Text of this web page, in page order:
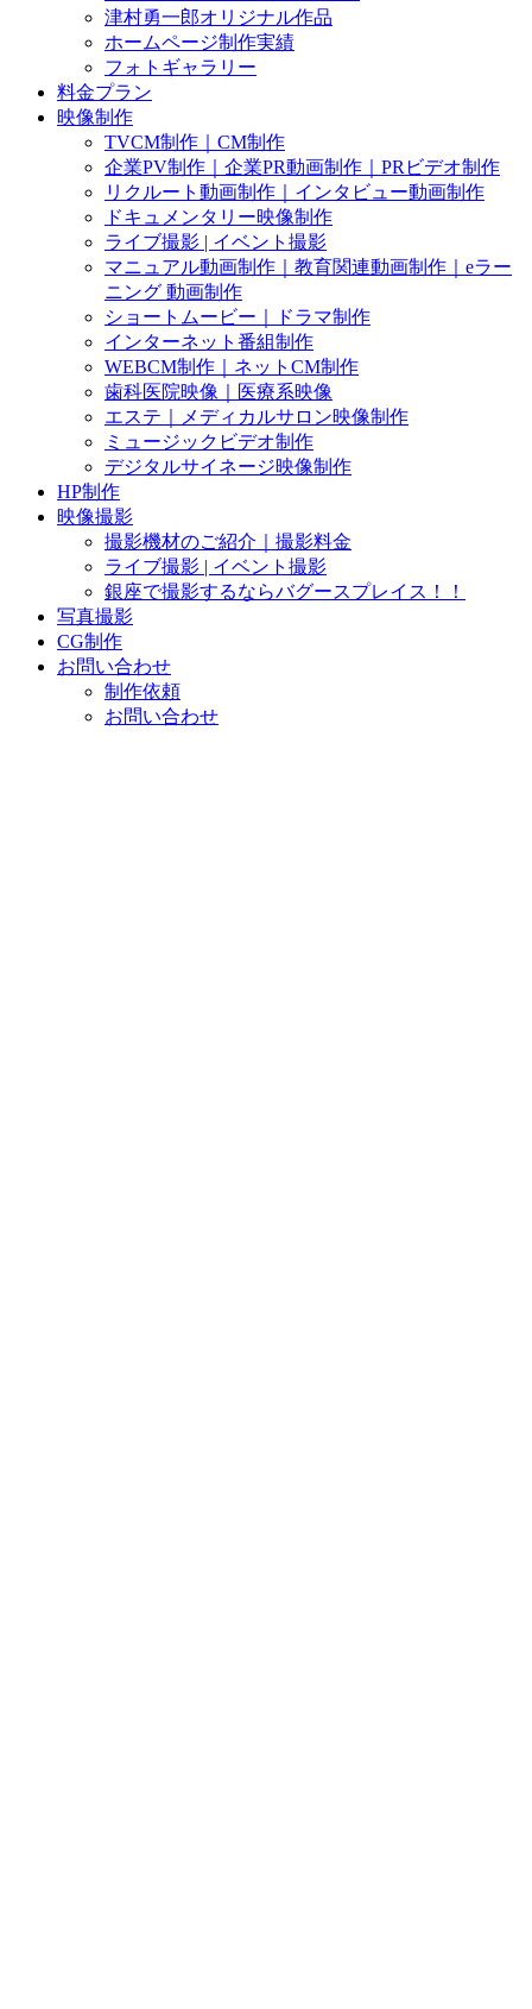
津村勇一郎オリジナル作品
ホームページ制作実績
フォトギャラリー
料金プラン
映像制作
TVCM制作｜CM制作
企業PV制作｜企業PR動画制作｜PRビデオ制作
リクルート動画制作｜インタビュー動画制作
ドキュメンタリー映像制作
ライブ撮影 | イベント撮影
マニュアル動画制作｜教育関連動画制作｜eラー
ニング 動画制作
ショートムービー｜ドラマ制作
インターネット番組制作
WEBCM制作｜ネットCM制作
歯科医院映像｜医療系映像
エステ｜メディカルサロン映像制作
ミュージックビデオ制作
デジタルサイネージ映像制作
HP制作
映像撮影
撮影機材のご紹介｜撮影料金
ライブ撮影 | イベント撮影
銀座で撮影するならバグースプレイス！！
写真撮影
CG制作
お問い合わせ
制作依頼
お問い合わせ